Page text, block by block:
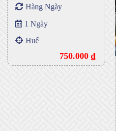
750.000₫
Hàng Ngày
1 Ngày
Huế